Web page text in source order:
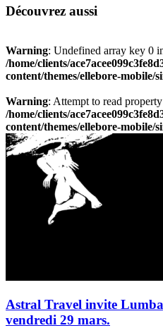
Découvrez aussi
Warning: Undefined array key 0
/home/clients/
content/themes/ellebore-mobile/
Warning: Attempt to read
/home/clients/
content/themes/ellebore-mobile/
Astral Travel invite
vendredi 29 mars.